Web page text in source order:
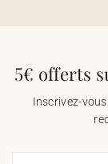
5€ offerts
Inscrivez-